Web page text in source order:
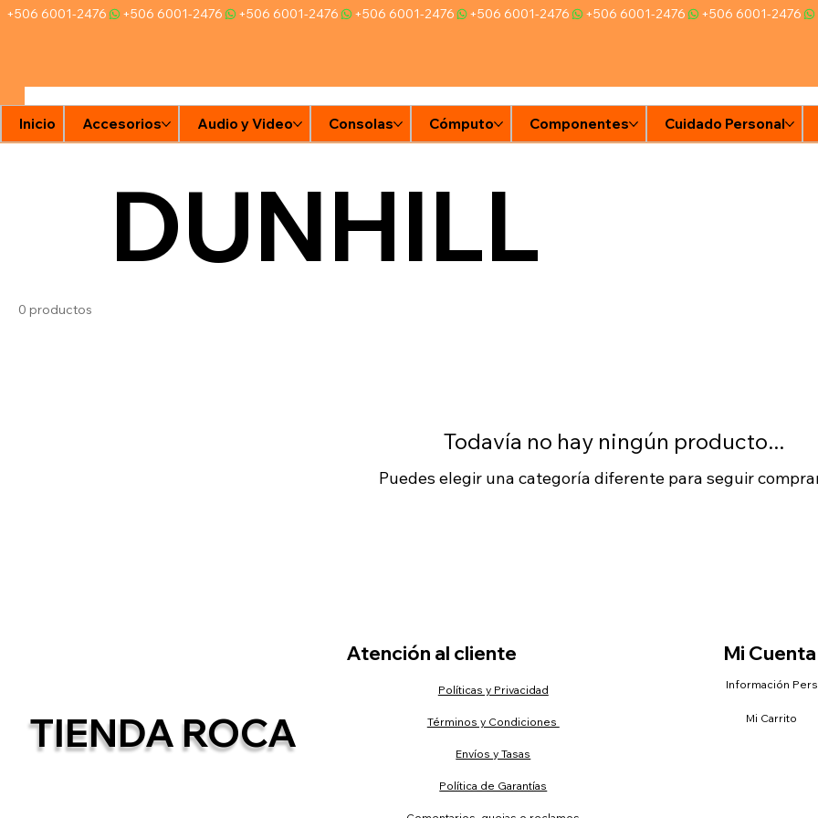
Tie
+506 6001-2476
Inicio Accesorios Audio y Video Consolas Cómputo Componentes Cuidado Personal
DUNHILL
0 productos
Todavía no hay ningún producto...
Puedes elegir una categoría diferente para seguir
TIENDA ROCA
Atención al cliente
Políticas y Privacidad
Términos y Condiciones
Envíos y Tasas
Política de Garantías
Mi Cuenta
Información
Mi Carrito